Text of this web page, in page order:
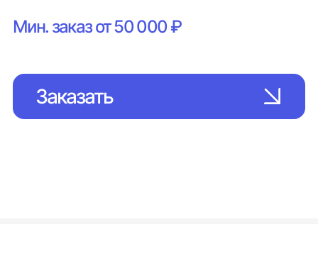
Мин. заказ от 50 000 ₽
Заказать